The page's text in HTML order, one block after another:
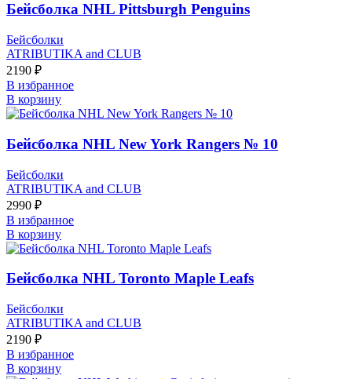
Бейсболка NHL Pittsburgh Penguins
Бейсболки
ATRIBUTIKA and CLUB
2190 ₽
В избранное
В корзину
Бейсболка NHL New York Rangers № 10
Бейсболки
ATRIBUTIKA and CLUB
2990 ₽
В избранное
В корзину
Бейсболка NHL Toronto Maple Leafs
Бейсболки
ATRIBUTIKA and CLUB
2190 ₽
В избранное
В корзину